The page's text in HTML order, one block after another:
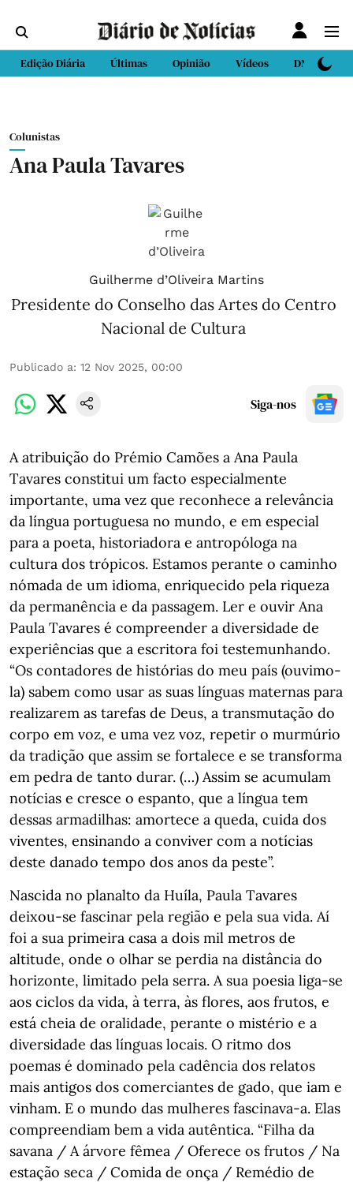
Edição Diária Últimas Opinião Vídeos DN Sport
Colunistas
Ana Paula Tavares
Guilherme d’Oliveira Martins
Presidente do Conselho das Artes do Centro
Nacional de Cultura
Publicado a: 12 Nov 2025, 00:00
Siga-nos
A atribuição do Prémio Camões a Ana Paula
Tavares constitui um facto especialmente
importante, uma vez que reconhece a relevância
da língua portuguesa no mundo, e em especial
para a poeta, historiadora e antropóloga na
cultura dos trópicos. Estamos perante o caminho
nómada de um idioma, enriquecido pela riqueza
da permanência e da passagem. Ler e ouvir Ana
Paula Tavares é compreender a diversidade de
experiências que a escritora foi testemunhando.
“Os contadores de histórias do meu país (ouvimo-
la) sabem como usar as suas línguas maternas para
realizarem as tarefas de Deus, a transmutação do
corpo em voz, e uma vez voz, repetir o murmúrio
da tradição que assim se fortalece e se transforma
em pedra de tanto durar. (…) Assim se acumulam
notícias e cresce o espanto, que a língua tem
dessas armadilhas: amortece a queda, cuida dos
viventes, ensinando a conviver com a notícias
deste danado tempo dos anos da peste”.
Nascida no planalto da Huíla, Paula Tavares
deixou-se fascinar pela região e pela sua vida. Aí
foi a sua primeira casa a dois mil metros de
altitude, onde o olhar se perdia na distância do
horizonte, limitado pela serra. A sua poesia liga-se
aos ciclos da vida, à terra, às flores, aos frutos, e
está cheia de oralidade, perante o mistério e a
diversidade das línguas locais. O ritmo dos
poemas é dominado pela cadência dos relatos
mais antigos dos comerciantes de gado, que iam e
vinham. E o mundo das mulheres fascinava-a. Elas
compreendiam bem a vida autêntica. “Filha da
savana / A árvore fêmea / Oferece os frutos / Na
estação seca / Comida de onça / Remédio de